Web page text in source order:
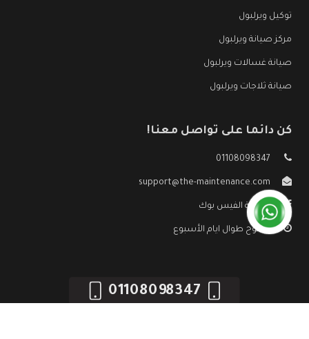
توكيل ويرلبول
مركز صيانة ويرلبول
صيانة غسالات ويرلبول
صيانة ثلاجات ويرلبول
كن دائما على تواصل معنا!
01108098347
support@the-maintenance.com
صفحة الفيس بوك
مفتوح طوال ايام الأسبوع
01108098347